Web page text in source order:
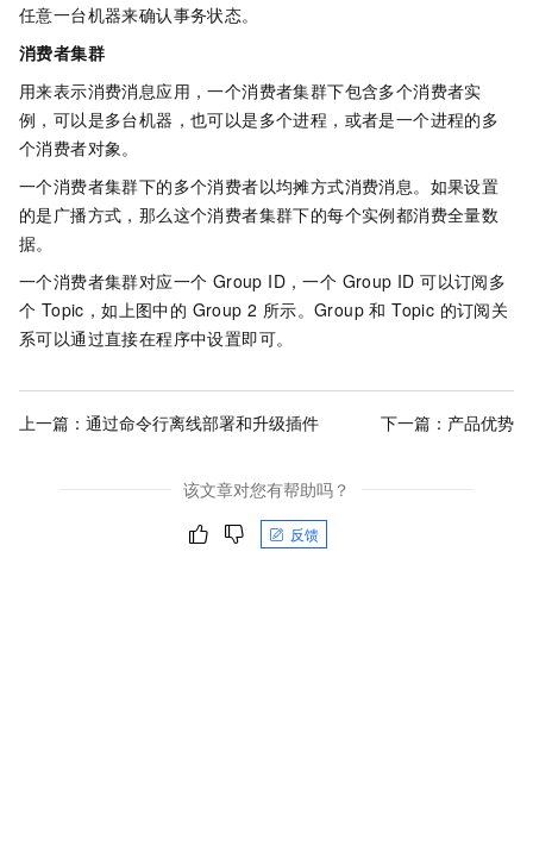
任意一台机器来确认事务状态。
消费者集群
用来表示消费消息应用，一个消费者集群下包含多个消费者实
例，可以是多台机器，也可以是多个进程，或者是一个进程的多
个消费者对象。
一个消费者集群下的多个消费者以均摊方式消费消息。如果设置
的是广播方式，那么这个消费者集群下的每个实例都消费全量数
据。
一个消费者集群对应一个 Group ID，一个 Group ID 可以订阅多
个 Topic，如上图中的 Group 2 所示。Group 和 Topic 的订阅关
系可以通过直接在程序中设置即可。
上一篇： 通过命令行离线部署和升级插件 下一篇： 产品优势
该文章对您有帮助吗？
反馈